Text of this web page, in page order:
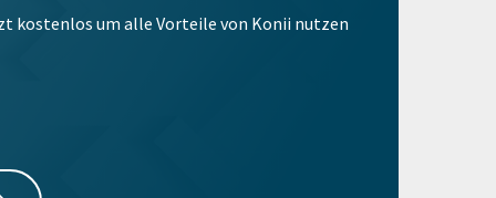
kostenlos um alle Vorteile von Konii nutzen